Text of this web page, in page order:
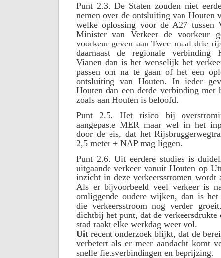
Punt 2.3. De Staten zouden niet
nemen over de ontsluiting van Houten
welke oplossing voor de A27 tussen
Minister van Verkeer de voorkeur
voorkeur geven aan Twee maal drie
daarnaast de regionale verbinding
Vianen dan is het wenselijk het
passen om na te gaan of het een
ontsluiting van Houten. In ieder
Houten dan een derde verbinding met
zoals aan Houten is beloofd.
Punt 2.5. Het risico bij
aangepaste MER maar wel in het
door de eis, dat het
2,5 meter + NAP mag liggen.
Punt 2.6. Uit eerdere studies is
uitgaande verkeer vanuit Houten op
inzicht in deze verkeersstromen wordt
Als er bijvoorbeeld veel verkeer is
omliggende oudere wijken, dan is
die verkeersstroom nog verder
dichtbij het punt, dat de
stad raakt elke werkdag weer vol.
Uit recent onderzoek blijkt, dat de
verbetert als er meer aandacht komt
snelle fietsverbindingen en beprijzing.